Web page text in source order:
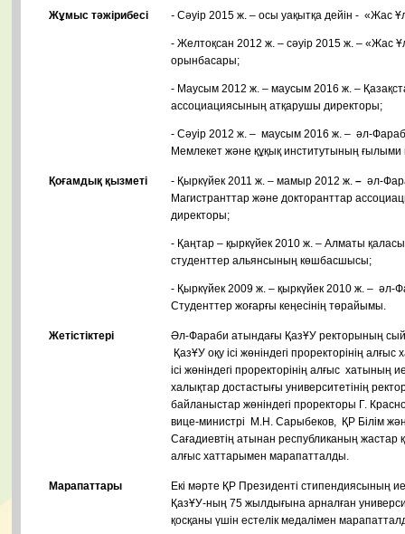
Жұмыс тәжірибесі - Сәуір 2015 ж. – осы уақытқа дейін -
- Желтоқсан 2012 ж. – сәуір 2015 ж. – «Жас
орынбасары;
- Маусым 2012 ж. – маусым 2016 ж. –
ассоциациясының атқарушы директоры;
- Сәуір 2012 ж. – маусым 2016 ж. – әл-
Мемлекет және құқық институтының ғылыми
Қоғамдық қызметі - Қыркүйек 2011 ж. – мамыр 2012 ж. – әл-
Магистранттар және докторанттар
директоры;
- Қаңтар – қыркүйек 2010 ж. – Алматы
студенттер альянсының көшбасшысы;
- Қыркүйек 2009 ж. – қыркүйек 2010 ж. –
Студенттер жоғарғы кеңесінің төрайымы.
Жетістіктері
Әл-Фараби атындағы ҚазҰУ ректорының
ҚазҰУ оқу ісі жөніндегі проректорінің
ісі жөніндегі проректорінің алғыс хатының
халықтар достастығы университетінің
байланыстар жөніндегі проректоры Г.
вице-министрі М.Н. Сарыбеков, ҚР Білім
Сағадиевтің атынан республиканың жастар
алғыс хаттарымен марапатталды.
Марапаттары
Екі мәрте ҚР Президенті стипендиясының
ҚазҰУ-ның 75 жылдығына арналған
қосқаны үшін естелік медалімен